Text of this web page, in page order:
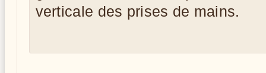
verticale des prises de mains.